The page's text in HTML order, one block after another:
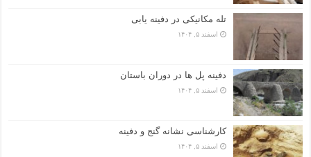
تله مکانیکی در دفینه یابی
اسفند ۵, ۱۴۰۴
دفینه پل ها در دوران باستان
اسفند ۵, ۱۴۰۴
کارشناسی نشانه گنج و دفینه
اسفند ۵, ۱۴۰۴